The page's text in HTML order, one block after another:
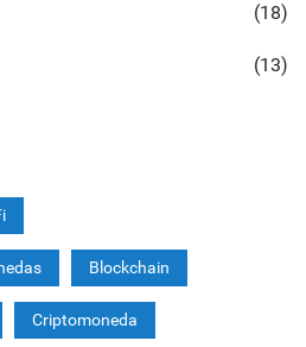
(18)
(13)
Blockchain
Criptomoneda